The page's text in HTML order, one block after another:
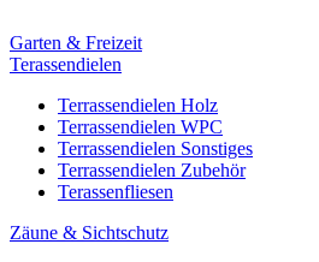
Garten & Freizeit
Terassendielen
Terrassendielen Holz
Terrassendielen WPC
Terrassendielen Sonstiges
Terrassendielen Zubehör
Terassenfliesen
Zäune & Sichtschutz